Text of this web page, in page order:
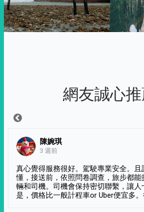
網友誠心
陳婉琪
3 週前
真心覺得服務很好。駕駛專業安全。且
懂，接送前，依照問卷調查，旅步都
輛和司機。司機會保持密切聯繫，讓
是，價格比一般計程車or Uber便宜多